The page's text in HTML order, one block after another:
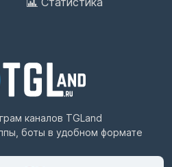
каналов TGLand
боты в удобном формате